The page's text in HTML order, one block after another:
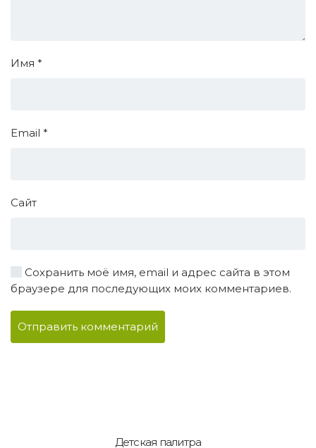
Имя *
Email *
Сайт
Сохранить моё имя, email и адрес сайта в этом
браузере для последующих моих комментариев.
Отправить комментарий
Детская палитра